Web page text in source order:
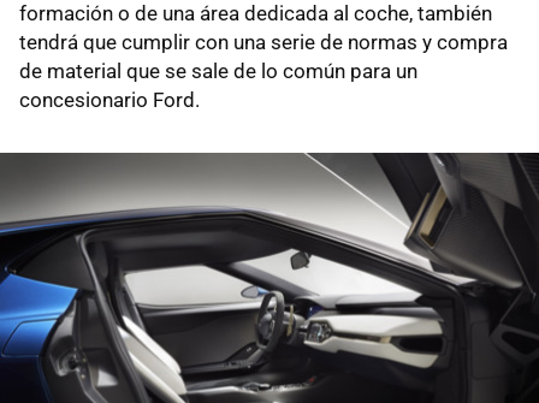
formación o de una área dedicada al coche, también
tendrá que cumplir con una serie de normas y compra
de material que se sale de lo común para un
concesionario Ford.